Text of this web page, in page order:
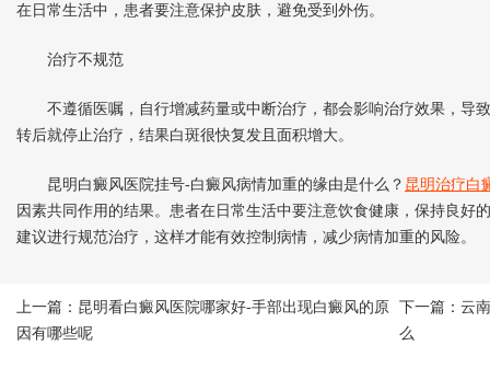
在日常生活中，患者要注意保护皮肤，避免受到外伤。
治疗不规范
不遵循医嘱，自行增减药量或中断治疗，都会影响治疗效果，导
转后就停止治疗，结果白斑很快复发且面积增大。
昆明白癜风医院挂号-白癜风病情加重的缘由是什么？ 昆明治疗白
因素共同作用的结果。患者在日常生活中要注意饮食健康，保持良好
建议进行规范治疗，这样才能有效控制病情，减少病情加重的风险。
上一篇： 昆明看白癜风医院哪家好-手部出现白癜风的原
因有哪些呢
下一篇： 云
么